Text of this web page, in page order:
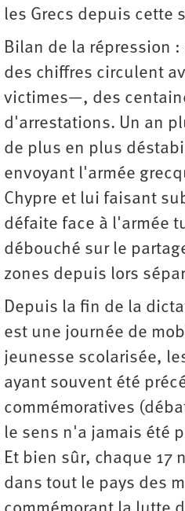
les Grecs depuis cette
Bilan de la répression
des chiffres circulent
victimes—, des
d'arrestations. Un an
de plus en plus
envoyant l'armée
Chypre et lui faisant
défaite face à l'armée
débouché sur le
zones depuis lors
Depuis la fin de la
est une journée de
jeunesse scolarisée,
ayant souvent été
commémoratives
le sens n'a jamais été
Et bien sûr, chaque 17
dans tout le pays des